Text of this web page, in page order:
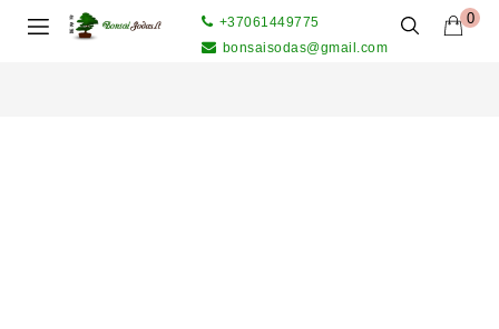
0
+37061449775
bonsaisodas@gmail.com